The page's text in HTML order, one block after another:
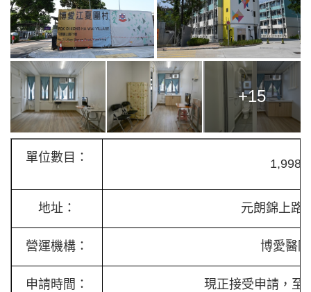
+15
單位數目： 1,998
地址： 元朗錦上路
營運機構： 博愛醫院
申請時間： 現正接受申請，至